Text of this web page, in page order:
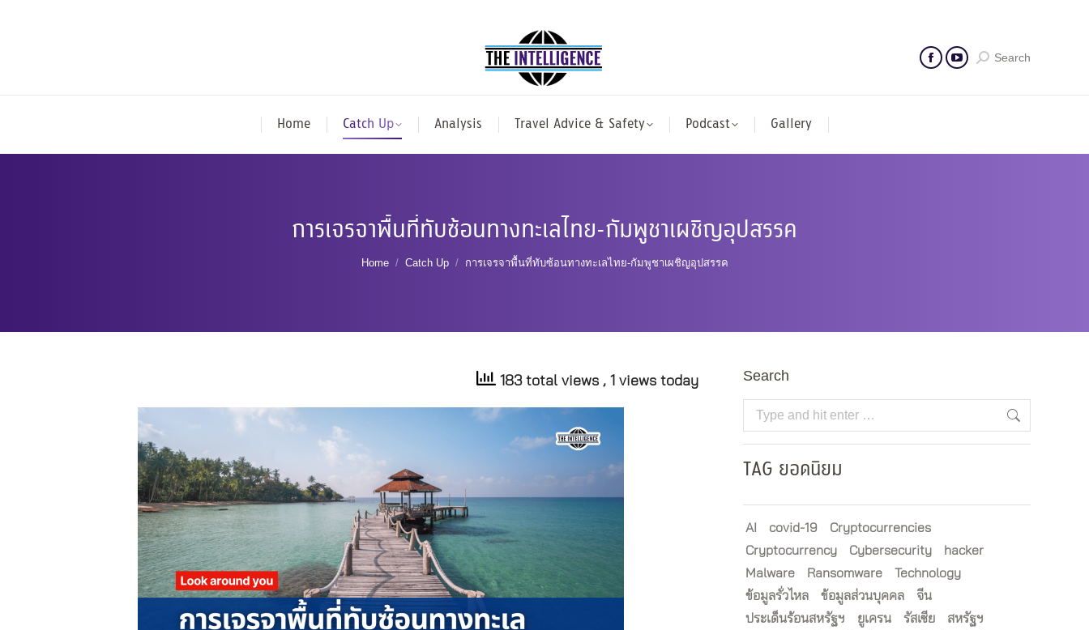
Search
Home Catch Up Analysis Travel Advice & Safety Podcast Gallery
การเจรจาพื้นที่ทับซ้อนทางทะเลไทย-กัมพูชาเผชิญอุปสรรค
You are here:
Home Catch Up การเจรจาพื้นที่ทับซ้อนทางทะเลไทย-กัมพูชาเผชิญอุปสรรค
183 total views , 1 views today Search
Search:
TAG ยอดนิยม
AI covid-19
Cryptocurrencies
Cryptocurrency
Cybersecurity
hacker
Malware
Ransomware
Technology
ข้อมูลรั่วไหล
ข้อมูลส่วนบุคคล
จีน
ประเด็นร้อนสหรัฐฯ
ยูเครน รัสเซีย
สหรัฐฯ